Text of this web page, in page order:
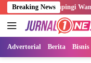
Langsung
ke
konten
Breaking News
Dampingi Wamen
Advertorial Berita Bisnis